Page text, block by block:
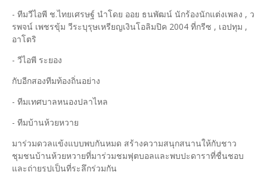
- ทีมวีไอพี ช.ไทยเศรษฐ์ นำโดย ออย ธนพัฒน์ นักร้องนักแต่งเพลง , ว
รพจน์ เพชรขุ้ม วีระบุรุษเหรียญเงินโอลิมปิค 2004 ที่กรีซ , เอปทุม ,
อาโตริ
- วีไอพี ระยอง
กับอีกสองทีมท้องถิ่นอย่าง
- ทีมเทศบาลหนองปลาไหล
- ทีมบ้านห้วยหวาย
มาร่วมดวลแข้งแบบพบกันหมด สร้างความสนุกสนานให้กับชาว
ชุมชนบ้านห้วยหวายที่มาร่วมชมฟุตบอลและพบปะดาราที่ชื่นชอบ
และถ่ายรูปเป็นที่ระลึกร่วมกัน